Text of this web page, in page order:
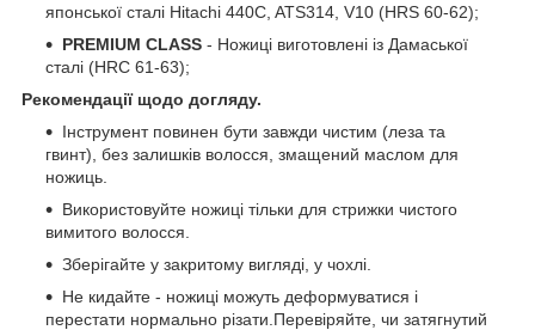
японської сталі Hitachi 440C, ATS314, V10 (HRS 60-62);
PREMIUM CLASS - Ножиці виготовлені із Дамаської
сталі (HRC 61-63);
Рекомендації щодо догляду.
Інструмент повинен бути завжди чистим (леза та
гвинт), без залишків волосся, змащений маслом для
ножиць.
Використовуйте ножиці тільки для стрижки чистого
вимитого волосся.
Зберігайте у закритому вигляді, у чохлі.
Не кидайте - ножиці можуть деформуватися і
перестати нормально різати.Перевіряйте, чи затягнутий